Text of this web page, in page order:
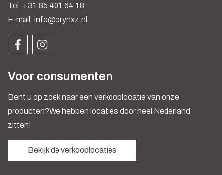
Tel: +31 85 401 64 18
E-mail: info@brynxz.nl
Voor consumenten
Bent u op zoek naar een verkooplocatie van onze
producten?We hebben locaties door heel Nederland
zitten!
Bekijk de verkooplocaties